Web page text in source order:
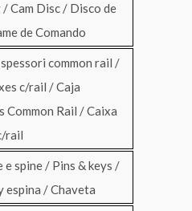
/ Cam Disc / Disco de
de Comando
common rail /
c/rail / Caja
Common Rail / Caixa
rail
spine / Pins & keys /
espina / Chaveta